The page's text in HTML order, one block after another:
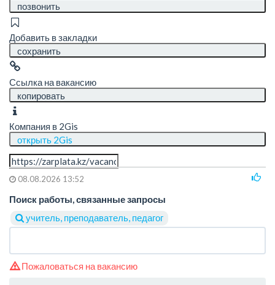
позвонить
Добавить в закладки
сохранить
Ссылка на вакансию
копировать
Компания в 2Gis
открыть 2Gis
08.08.2026 13:52
Поиск работы, связанные запросы
учитель, преподаватель, педагог
Пожаловаться на вакансию